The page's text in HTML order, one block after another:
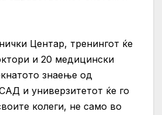
Центар, тренингот ќе
и 20 медицински
знаење од
и универзитетот ќе го
колеги, не само во